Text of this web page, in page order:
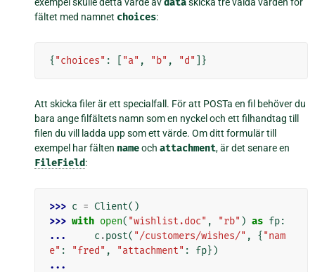
data
fältet med namnet choices:
{ "choices" : "a" , "b" , "d" ]}
Att skicka filer är ett specialfall. För att POSTa en fil behöver du
bara ange filfältets namn som en nyckel och ett filhandtag till
filen du vill ladda upp som ett värde. Om ditt formulär till
exempel har fälten nameochattachment, är det senare en
FileField:
>>> c = Client()
>>> with open( "wishlist.doc" , "rb" ) as fp:
...
c .post( "/customers/wishes/" , { "nam
e" : "fred" , "attachment" : fp})
...